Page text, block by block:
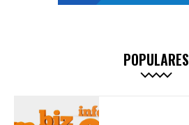
POPULARES